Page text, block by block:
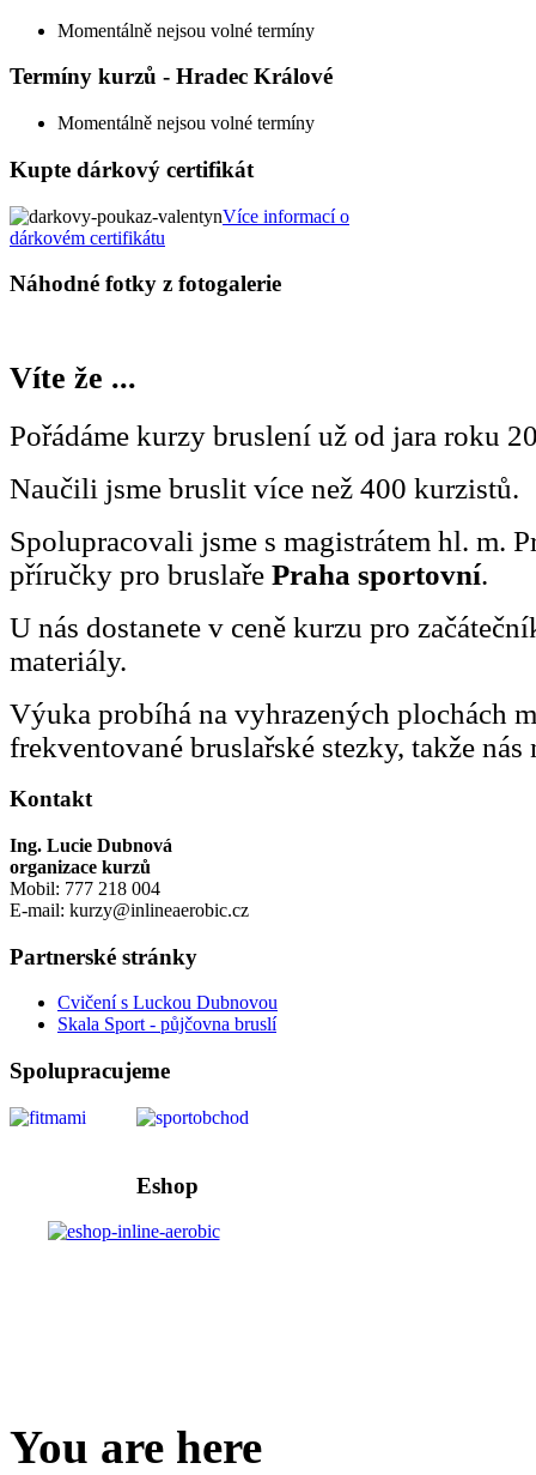
Momentálně nejsou volné termíny
Termíny kurzů - Hradec Králové
Momentálně nejsou volné termíny
Kupte dárkový certifikát
Více informací o
dárkovém certifikátu
Náhodné fotky z fotogalerie
Víte že ...
Pořádáme kurzy bruslení už od jara roku
Naučili jsme bruslit více než 400 kurzistů.
Spolupracovali jsme s magistrátem hl. m.
příručky pro bruslaře Praha sportovní.
U nás dostanete v ceně kurzu pro
materiály.
Výuka probíhá na vyhrazených plochách
frekventované bruslařské stezky, takže
Kontakt
Ing. Lucie Dubnová
organizace kurzů
Mobil: 777 218 004
E-mail: kurzy@inlineaerobic.cz
Partnerské stránky
Cvičení s Luckou Dubnovou
Skala Sport - půjčovna bruslí
Spolupracujeme
Eshop
You are here